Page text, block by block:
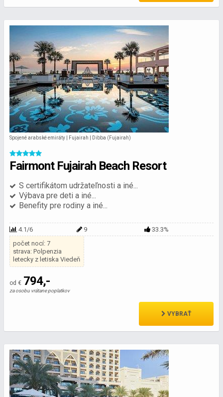
Spojené arabské emiráty | Fujairah | Dibba (Fujairah)
Fairmont Fujairah Beach Resort
S certifikátom udržateľnosti a iné...
Výbava pre deti a iné...
Benefity pre rodiny a iné...
4.1/6 9
33.3%
počet nocí: 7
strava: Polpenzia
letecky z letiska Viedeň
od € 794,-
za osobu vrátane poplatkov
VYBRAŤ